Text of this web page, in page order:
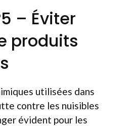
– Éviter
produits
utilisées dans
contre les nuisibles
évident pour les